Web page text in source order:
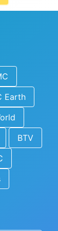
Earth
BTV